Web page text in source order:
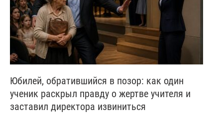
Юбилей, обратившийся в позор: как один
ученик раскрыл правду о жертве учителя и
заставил директора извиниться